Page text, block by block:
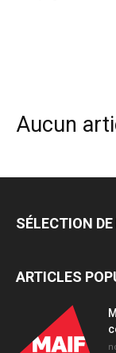
Aucun
SÉLECTION
ARTICLES